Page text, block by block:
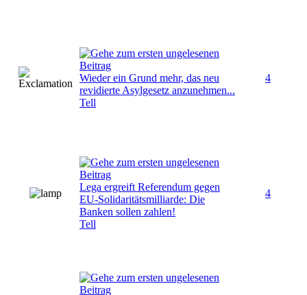
Wieder ein Grund mehr, das neu
revidierte Asylgesetz anzunehmen...
Tell
4
Lega ergreift Referendum gegen
EU-Solidaritätsmilliarde: Die
Banken sollen zahlen!
Tell
4